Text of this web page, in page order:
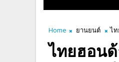
Home ยานยนต์ ไ
ไทยฮอน